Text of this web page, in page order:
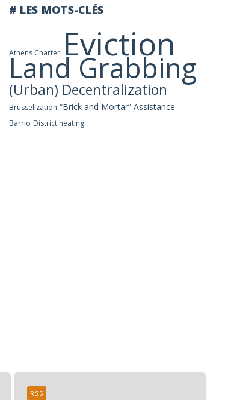
# LES MOTS-CLÉS
Athens Charter Eviction
Land Grabbing
(Urban) Decentralization
Brusselization “Brick and Mortar” Assistance
Barrio District heating
RSS